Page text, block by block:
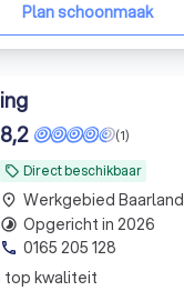
Plan schoonmaak
local_offer Direct beschikbaar
(1)
8,2
top kwaliteit
place Werkgebied Baarland
timelapse Opgericht in 2026
phone 0165 205 128